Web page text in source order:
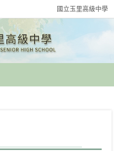
國立玉里高級中學